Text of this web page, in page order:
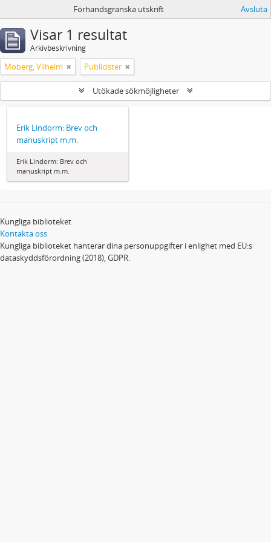
Förhandsgranska utskrift Avsluta
Visar 1 resultat
Arkivbeskrivning
Moberg, Vilhelm Publicister
Utökade sökmöjligheter
Erik Lindorm: Brev och
manuskript m.m.
Erik Lindorm: Brev och
manuskript m.m.
Kungliga biblioteket
Kontakta oss
Kungliga biblioteket hanterar dina personuppgifter i enlighet med EU:s
dataskyddsförordning (2018), GDPR.